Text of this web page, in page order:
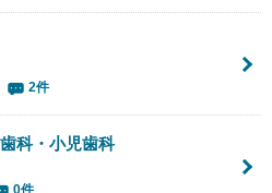
2件
科・小児歯科
0件